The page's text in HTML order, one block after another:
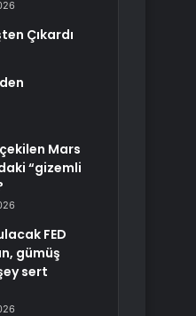
Çıkardı
Mars
“gizemli
FED
gümüş
sert